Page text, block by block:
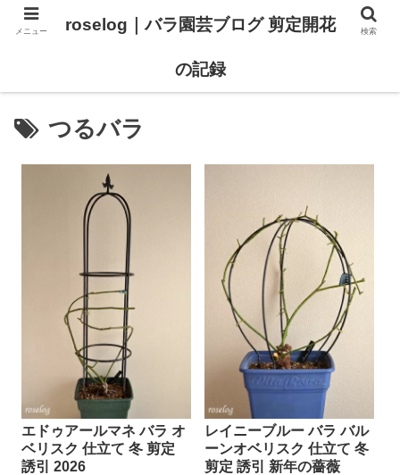
つるバラ
エドゥアールマネ バラ オ
ベリスク 仕立て 冬 剪定
誘引 2026
レイニーブルー バラ バル
ーンオベリスク 仕立て 冬
剪定 誘引 新年の薔薇
メニュー roselog｜バラ園芸ブログ 剪定開花
の記録
検索